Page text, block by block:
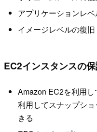
アプリケーションレ
イメージレベルの復旧
EC2インスタンスの
Amazon EC2を利用
利用してスナップシ
きる